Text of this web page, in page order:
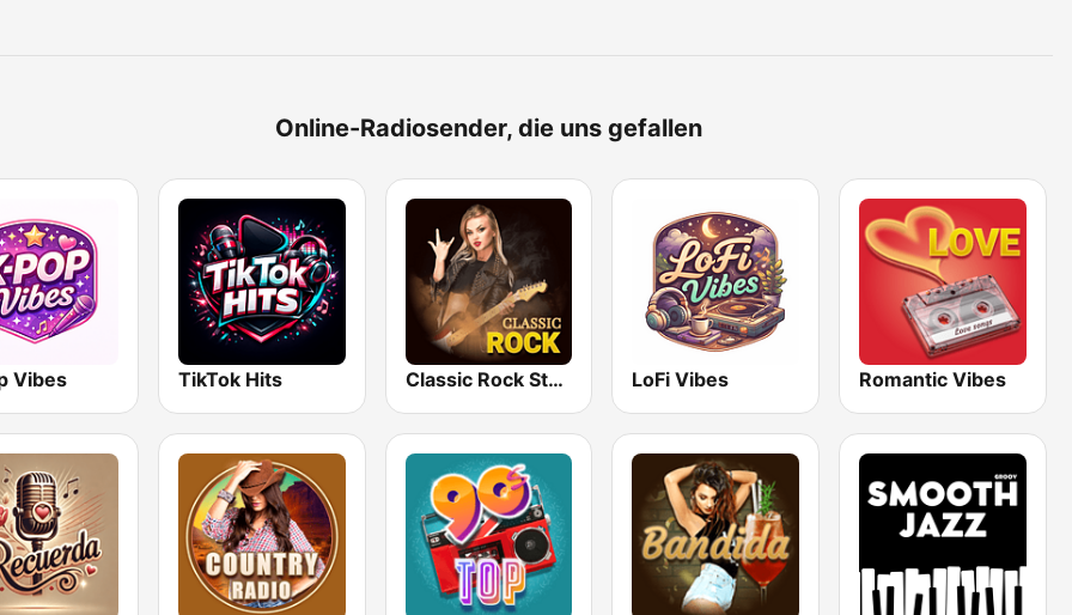
Online-Radiosender, die uns gefallen
Vibes TikTok Hits Classic Rock Station LoFi Vibes Romantic Vibes